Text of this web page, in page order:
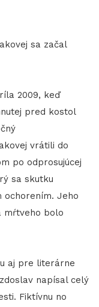
sa začal
2009, keď
pred kostol
vrátili do
po odprosujúcej
sa skutku
ochorením. Jeho
mŕtveho bolo
aj pre literárne
napísal celý
Fiktívnu no